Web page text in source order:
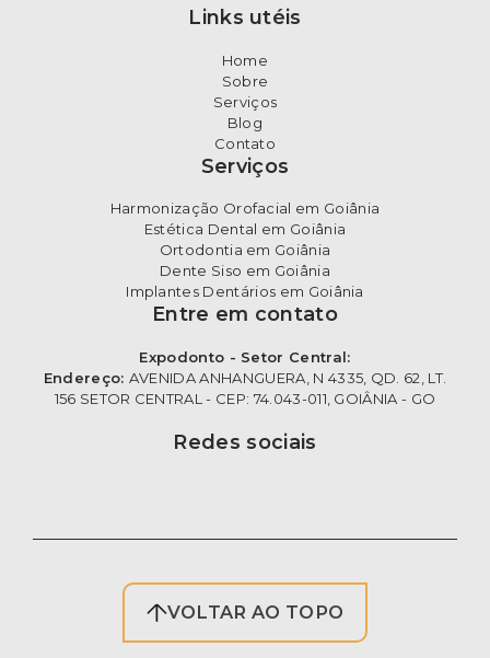
Links utéis
Home
Sobre
Serviços
Blog
Contato
Serviços
Harmonização Orofacial em Goiânia
Estética Dental em Goiânia
Ortodontia em Goiânia
Dente Siso em Goiânia
Implantes Dentários em Goiânia
Entre em contato
Expodonto - Setor Central:
Endereço: AVENIDA ANHANGUERA, N 4335, QD. 62, LT.
156 SETOR CENTRAL - CEP: 74.043-011, GOIÂNIA - GO
Redes sociais
VOLTAR AO TOPO